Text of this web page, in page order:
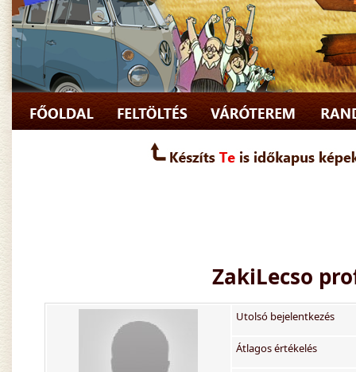
ZakiLecso
Utolsó bejelentkezés
Átlagos értékelés